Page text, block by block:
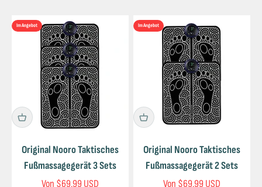
Im Angebot
Original Nooro Taktisches
Fußmassagegerät 3 Sets
Verkaufspreis
Von $69.99 USD
Im Angebot
Original Nooro Taktisches
Fußmassagegerät 2 Sets
Verkaufspreis
Von $69.99 USD